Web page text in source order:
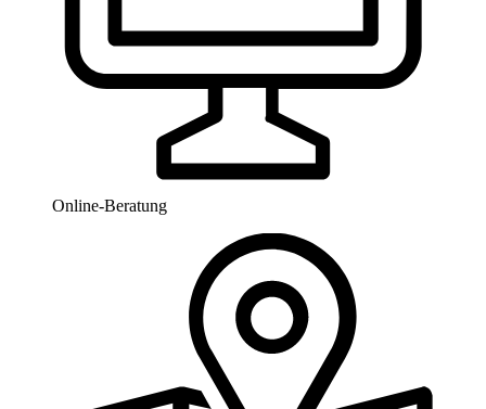
Online-Beratung